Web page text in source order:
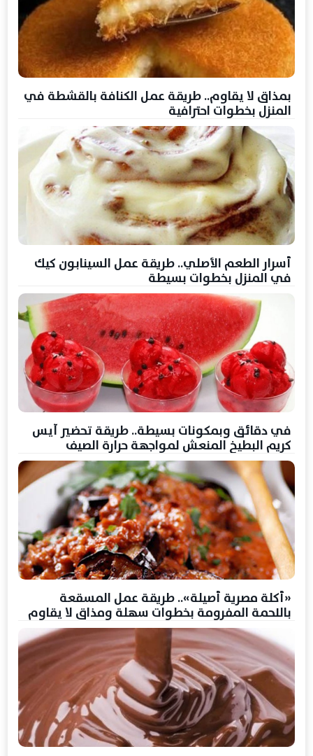
بمذاق لا يقاوم.. طريقة عمل الكنافة بالقشطة في
المنزل بخطوات احترافية
أسرار الطعم الأصلي.. طريقة عمل السينابون كيك
في المنزل بخطوات بسيطة
في دقائق وبمكونات بسيطة.. طريقة تحضير آيس
كريم البطيخ المنعش لمواجهة حرارة الصيف
«أكلة مصرية أصيلة».. طريقة عمل المسقعة
باللحمة المفرومة بخطوات سهلة ومذاق لا يقاوم